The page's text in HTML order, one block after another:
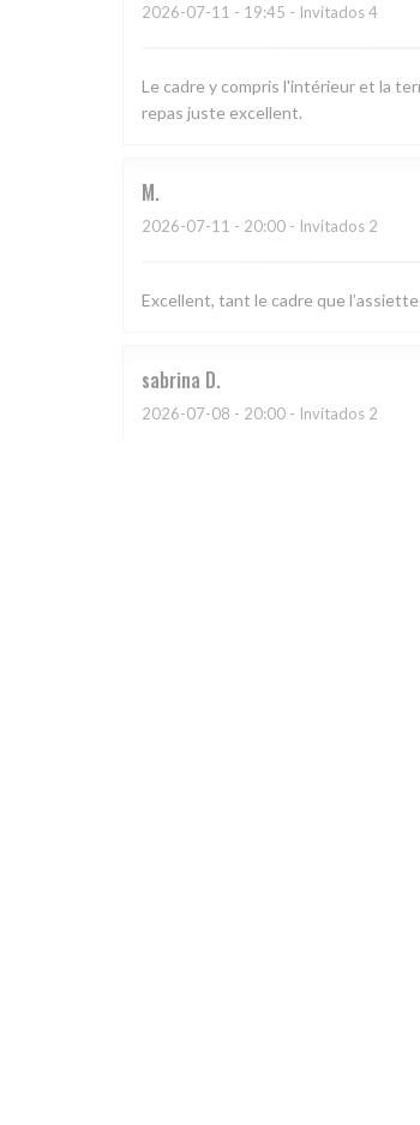
2026-07-11 - 19:45 - Invitados 4
Le cadre y compris l'intérieur et la
repas juste excellent.
M
2026-07-11 - 20:00 - Invitados 2
Excellent, tant le cadre que l’assiette
sabrina D
2026-07-08 - 20:00 - Invitados 2